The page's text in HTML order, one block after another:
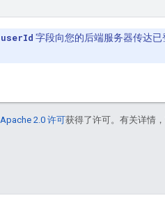
userId 字段向您的后端服务器传达已
Apache 2.0 许可获得了许可。有关详情